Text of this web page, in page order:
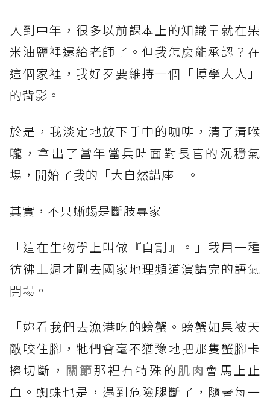
人到中年，很多以前課本上的知識早就在柴
米油鹽裡還給老師了。但我怎麼能承認？在
這個家裡，我好歹要維持一個「博學大人」
的背影。
於是，我淡定地放下手中的咖啡，清了清喉
嚨，拿出了當年當兵時面對長官的沉穩氣
場，開始了我的「大自然講座」。
其實，不只蜥蜴是斷肢專家
「這在生物學上叫做『自割』。」我用一種
彷彿上週才剛去國家地理頻道演講完的語氣
開場。
「妳看我們去漁港吃的螃蟹。螃蟹如果被天
敵咬住腳，牠們會毫不猶豫地把那隻蟹腳卡
擦切斷， 關節那裡有特殊的肌肉會馬上止
血。蜘蛛也是，遇到危險腿斷了，隨著每一